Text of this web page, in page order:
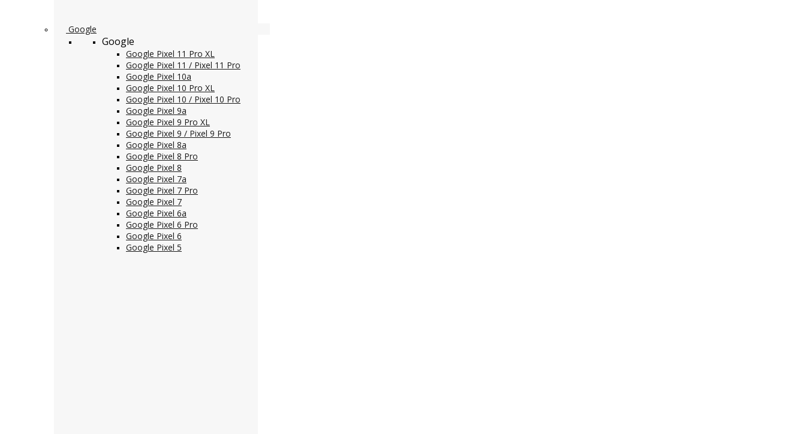
Google
Google
Google Pixel 11 Pro XL
Google Pixel 11 / Pixel 11 Pro
Google Pixel 10a
Google Pixel 10 Pro XL
Google Pixel 10 / Pixel 10 Pro
Google Pixel 9a
Google Pixel 9 Pro XL
Google Pixel 9 / Pixel 9 Pro
Google Pixel 8a
Google Pixel 8 Pro
Google Pixel 8
Google Pixel 7a
Google Pixel 7 Pro
Google Pixel 7
Google Pixel 6a
Google Pixel 6 Pro
Google Pixel 6
Google Pixel 5